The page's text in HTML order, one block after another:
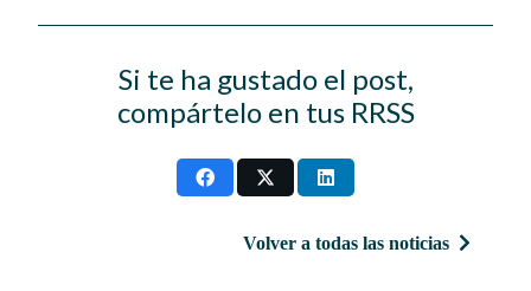
Si te ha gustado el post,
compártelo en tus RRSS
Volver a todas las noticias